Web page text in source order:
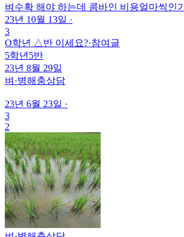
벼수확 해야 하는데 콤바인 비용얼마씩인
23년 10월 13일 ·
3
O학년 △반 이세요?·참여글
5학년5반
23년 8월 29일
벼 ·병해충상담
23년 6월 23일 ·
3
2